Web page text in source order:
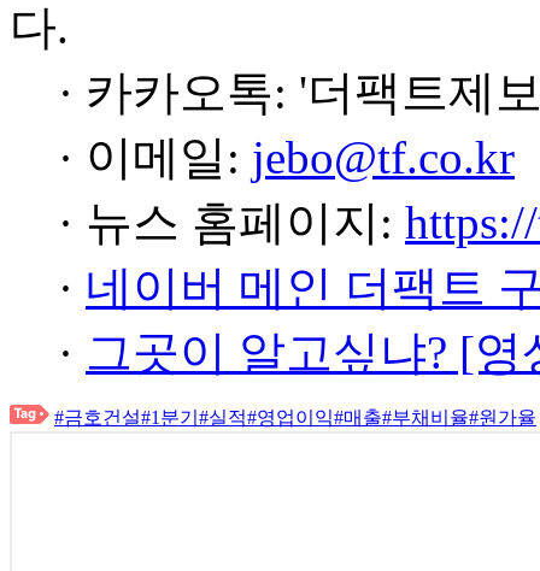
다.
· 카카오톡: '더팩트제
· 이메일: jebo@tf.co.kr
· 뉴스 홈페이지:
· 네이버 메인 더팩트
· 그곳이 알고싶냐? [
#금호건설#1분기 #실적#영업이익#매출#부채비율#원가율